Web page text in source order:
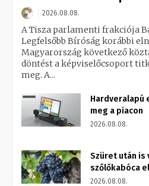
2026.08.08.
A Tisza parlamenti frakciója
Legfelsőbb Bíróság korábbi
Magyarország következő
döntést a képviselőcsoport
meg. A...
meg a piacon
2026.08.08.
Szüret után is
szőlőkabóca
2026.08.08.